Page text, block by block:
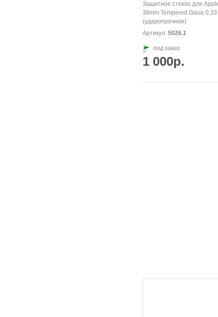
Защитное стекло для
38mm Tempered Glass
(ударопрочное)
Артикул: 5026.1
под заказ
1 000р.